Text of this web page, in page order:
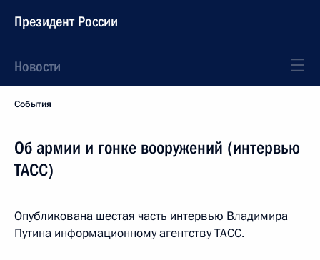
Президент России
Новости
События
Об армии и гонке вооружений (интервью
ТАСС)
Опубликована шестая часть интервью Владимира
Путина информационному агентству ТАСС.